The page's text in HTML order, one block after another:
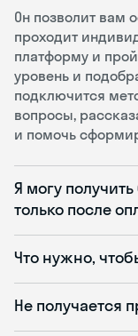
Он позволит вам
проходит
платформу и
уровень и
подключится
вопросы,
и помочь
Я могу
только после
Что нужно,
Не получается